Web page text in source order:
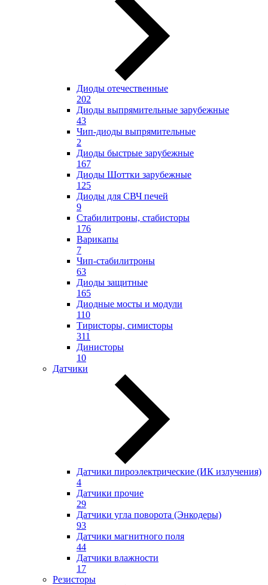
Диоды отечественные
202
Диоды выпрямительные зарубежные
43
Чип-диоды выпрямительные
2
Диоды быстрые зарубежные
167
Диоды Шоттки зарубежные
125
Диоды для СВЧ печей
9
Стабилитроны, стабисторы
176
Варикапы
7
Чип-стабилитроны
63
Диоды защитные
165
Диодные мосты и модули
110
Тиристоры, симисторы
311
Динисторы
10
Датчики
Датчики пироэлектрические (ИК излучения)
4
Датчики прочие
29
Датчики угла поворота (Энкодеры)
93
Датчики магнитного поля
44
Датчики влажности
17
Резисторы